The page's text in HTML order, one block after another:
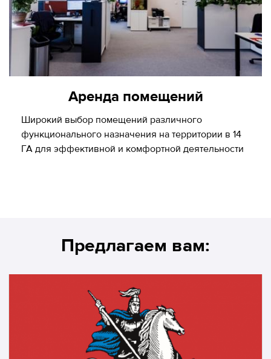
Аренда помещений
Широкий выбор помещений различного
функционального назначения на территории в 14
ГА для эффективной и комфортной деятельности
Предлагаем вам: